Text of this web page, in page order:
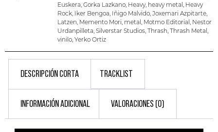
Euskera, Gorka Lazkano, Heavy, heavy metal , Heavy
Rock, Iker Bengoa, Iñigo Malvido, Joxemari Azpitarte,
Latzen, Memento Mori, metal , Motmo Editorial , Nestor
Urdanpilleta, Silverstar Studios, Thrash, Thrash Metal ,
vinilo, Yerko Ortiz
DESCRIPCIÓN CORTA TRACKLIST
INFORMACIÓN ADICIONAL VALORACIONES (0)